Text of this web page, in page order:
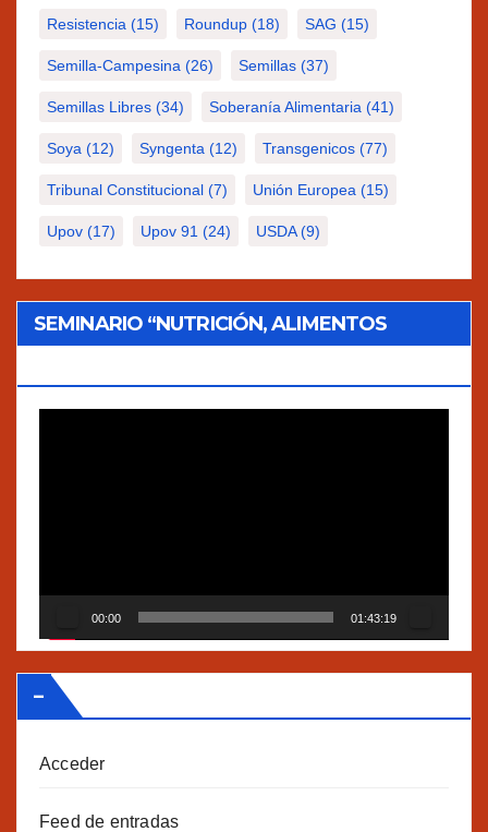
Resistencia (15) Roundup (18) SAG (15)
Semilla-Campesina (26) Semillas (37)
Semillas Libres (34) Soberanía Alimentaria (41)
Soya (12) Syngenta (12) Transgenicos (77)
Tribunal Constitucional (7) Unión Europea (15)
Upov (17) Upov 91 (24) USDA(9)
SEMINARIO “NUTRICIÓN, ALIMENTOS
00:00 01:43:19
–
Acceder
Feed de entradas